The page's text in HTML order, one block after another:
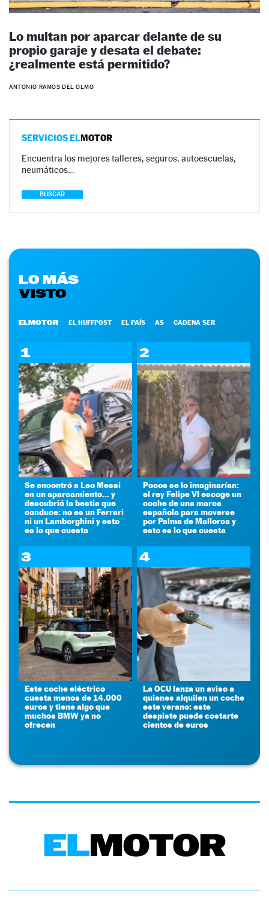
Lo multan por aparcar delante de su
propio garaje y desata el debate:
¿realmente está permitido?
ANTONIO RAMOS DEL OLMO
SERVICIOS ELMOTOR
Encuentra los mejores talleres, seguros, autoescuelas,
neumáticos…
BUSCAR
LO MÁS
VISTO
ELMOTOR EL HUFFPOST EL PAÍS AS CADENA SER
1
Se encontró a Leo Messi
en un aparcamiento... y
descubrió la bestia que
conduce: no es un Ferrari
ni un Lamborghini y esto
es lo que cuesta
2
Pocos se lo imaginarían:
el rey Felipe VI escoge un
coche de una marca
española para moverse
por Palma de Mallorca y
esto es lo que cuesta
3
Este coche eléctrico
cuesta menos de 14.000
euros y tiene algo que
muchos BMW ya no
ofrecen
4
La OCU lanza un aviso a
quienes alquilen un coche
este verano: este
despiste puede costarte
cientos de euros